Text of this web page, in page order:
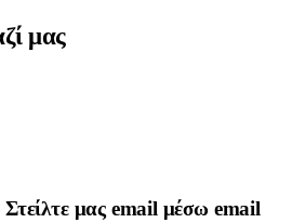
μας
Στείλτε μας email μέσω email